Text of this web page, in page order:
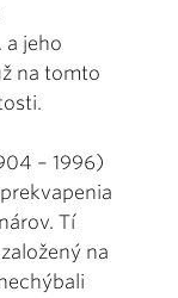
a jeho
na tomto
– 1996)
Tí
na